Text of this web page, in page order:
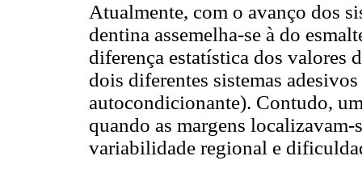
Atualmente, com o avanço dos
dentina assemelha-se à do
diferença estatística dos valores
dois diferentes sistemas
autocondicionante). Contudo,
quando as margens
variabilidade regional e